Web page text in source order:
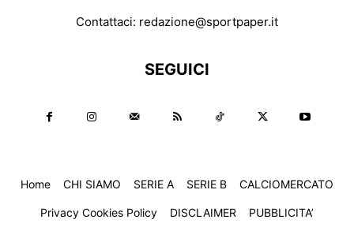
Contattaci: redazione@sportpaper.it
SEGUICI
Home CHI SIAMO SERIE A SERIE B CALCIOMERCATO
Privacy Cookies Policy DISCLAIMER PUBBLICITA’